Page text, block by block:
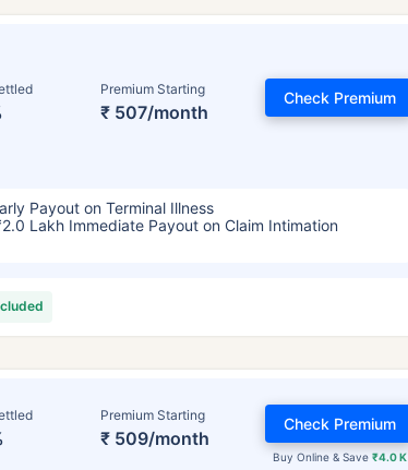
Premium Starting
₹ 507/month
Check Premium
Payout on Terminal Illness
Lakh Immediate Payout on Claim Intimation
Premium Starting
₹ 509/month
Buy Online & Save ₹4.0 K
Check Premium